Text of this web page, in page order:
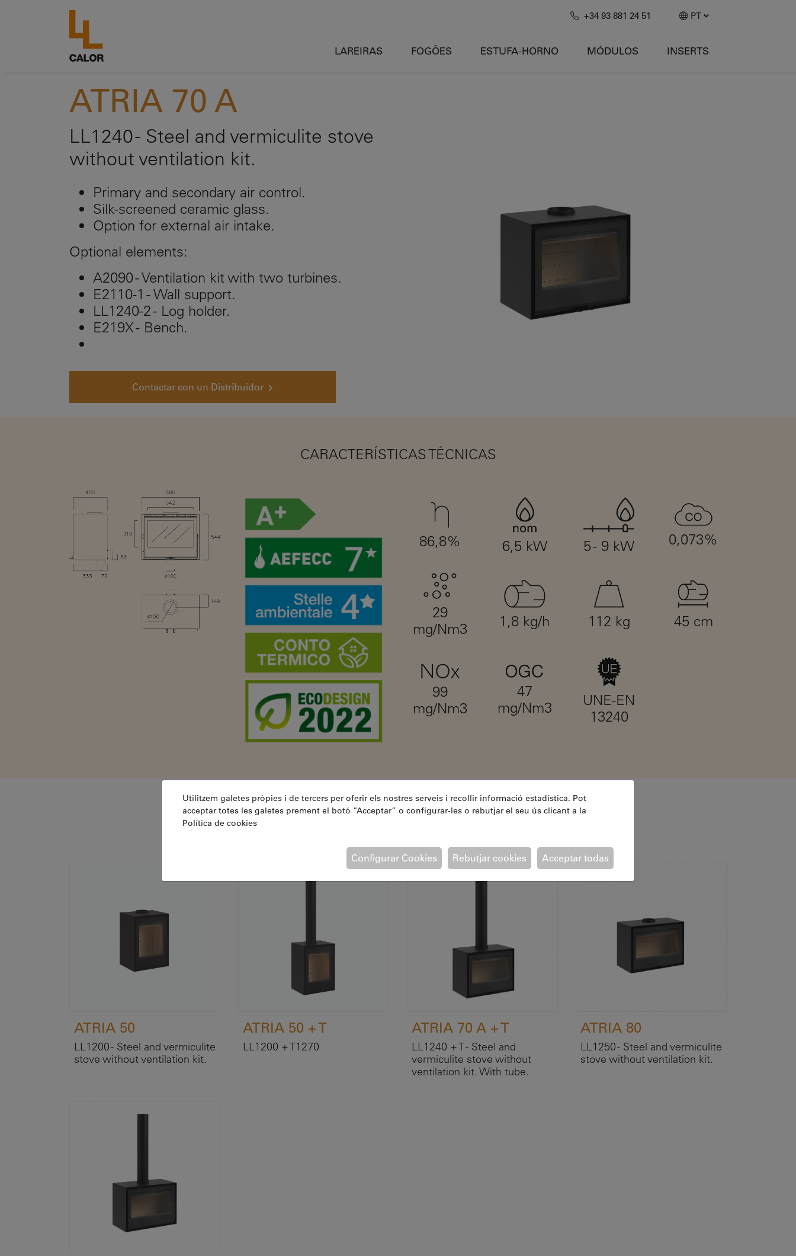
+34 93 881 24 51 PT
LAREIRAS FOGÕES ESTUFA-HORNO MÓDULOS INSERTS
ATRIA 70 A
LL1240 - Steel and vermiculite stove
without ventilation kit.
Primary and secondary air control.
Silk-screened ceramic glass.
Option for external air intake.
Optional elements:
A2090 - Ventilation kit with two turbines.
E2110-1 - Wall support.
LL1240-2 - Log holder.
E219X - Bench.
Contactar con un Distribuidor
CARACTERÍSTICAS TÉCNICAS
86,8% 6,5 kW 5 - 9 kW 0,073%
29
mg/Nm3
1,8 kg/h 112 kg 45 cm
99
mg/Nm3
47
mg/Nm3
UNE-EN
13240
Otras Fogões
ATRIA 50
LL1200 - Steel and vermiculite
stove without ventilation kit.
ATRIA 50 + T
LL1200 + T1270
ATRIA 70 A + T
LL1240 + T - Steel and
vermiculite stove without
ventilation kit. With tube.
ATRIA 80
LL1250 - Steel and vermiculite
stove without ventilation kit.
Utilitzem galetes pròpies i de tercers per oferir els nostres serveis i recollir informació estadística. Pot
acceptar totes les galetes prement el botó ”Acceptar” o configurar-les o rebutjar el seu ús clicant a la
Política de cookies
Acceptar todas
Rebutjar cookies
Configurar Cookies